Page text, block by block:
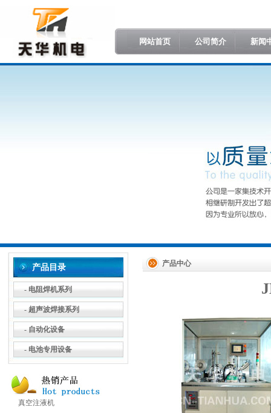
网站首页 公司简介 新闻
产品目录
- 电阻焊机系列
- 超声波焊接系列
- 自动化设备
- 电池专用设备
真空注液机
产品中心